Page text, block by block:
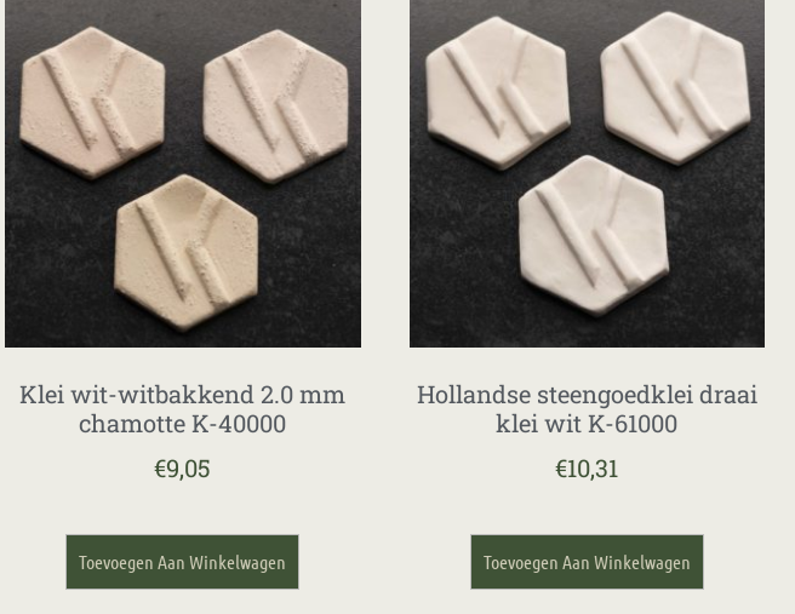
Klei wit-witbakkend 2.0 mm
chamotte K-40000
€9,05
Toevoegen Aan Winkelwagen
Hollandse steengoedklei draai
klei wit K-61000
€10,31
Toevoegen Aan Winkelwagen